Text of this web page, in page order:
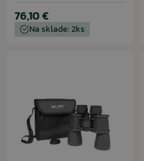
76,10 €
Na sklade: 2ks